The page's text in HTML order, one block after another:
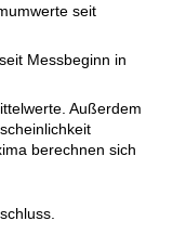
seit
Messbeginn in
Außerdem
berechnen sich
.